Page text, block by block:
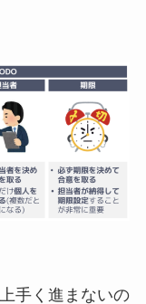
手く進まないの